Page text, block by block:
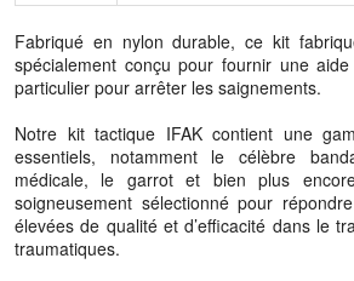
Fabriqué en nylon durable, ce kit
spécialement conçu pour fournir une
particulier pour arrêter les saignements.
Notre kit tactique IFAK contient une
essentiels, notamment le célèbre
médicale, le garrot et bien plus
soigneusement sélectionné pour
élevées de qualité et d’efficacité dans le
traumatiques.